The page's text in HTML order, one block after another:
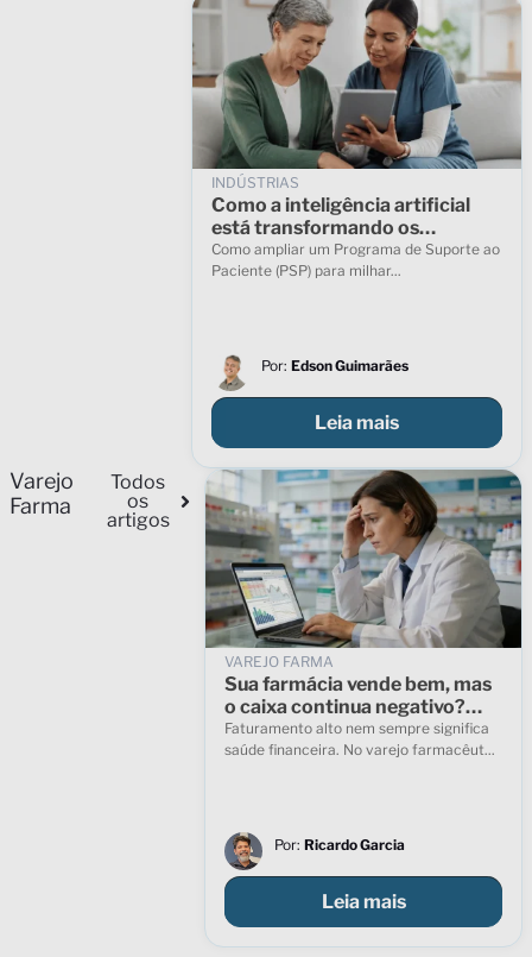
INDÚSTRIAS
Como a inteligência artificial
está transformando os
Programas de Suporte ao
Paciente
Como ampliar um Programa de Suporte ao
Paciente (PSP) para milhar...
Por:Edson Guimarães
Leia mais
Varejo
Farma
Todos
os
artigos
VAREJO FARMA
Sua farmácia vende bem, mas
o caixa continua negativo?
Entenda os motivos
Faturamento alto nem sempre significa
saúde financeira. No varejo farmacêut...
Por:Ricardo Garcia
Leia mais